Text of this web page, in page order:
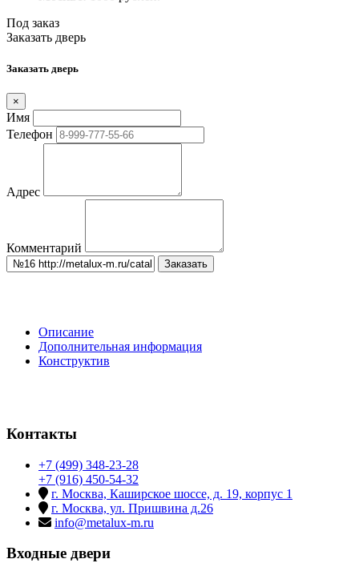
Под заказ
Заказать дверь
Заказать дверь
×
Имя
Телефон
Адрес
Комментарий
Заказать
Описание
Дополнительная информация
Конструктив
Контакты
+7 (499) 348-23-28
+7 (916) 450-54-32
г. Москва, Каширское шоссе, д. 19, корпус 1
г. Москва, ул. Пришвина д.26
info@metalux-m.ru
Входные двери